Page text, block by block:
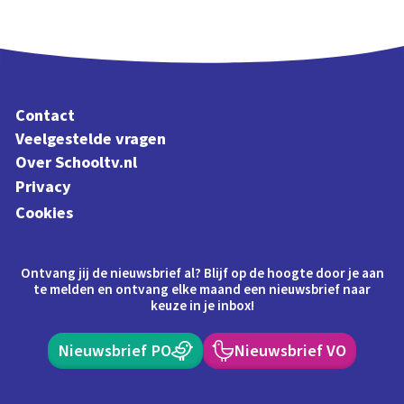
Contact
Veelgestelde vragen
Over Schooltv.nl
Privacy
Cookies
Ontvang jij de nieuwsbrief al? Blijf op de hoogte door je aan
te melden en ontvang elke maand een nieuwsbrief naar
keuze in je inbox!
Nieuwsbrief PO Nieuwsbrief VO